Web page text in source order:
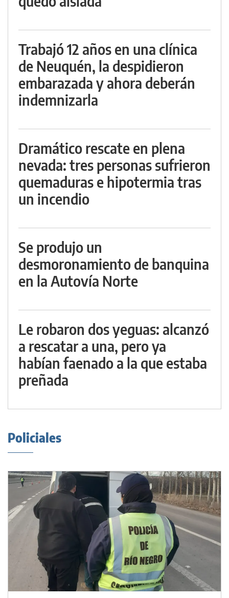
Trabajó 12 años en una clínica
de Neuquén, la despidieron
embarazada y ahora deberán
indemnizarla
Dramático rescate en plena
nevada: tres personas sufrieron
quemaduras e hipotermia tras
un incendio
Se produjo un
desmoronamiento de banquina
en la Autovía Norte
Le robaron dos yeguas: alcanzó
a rescatar a una, pero ya
habían faenado a la que estaba
preñada
Policiales